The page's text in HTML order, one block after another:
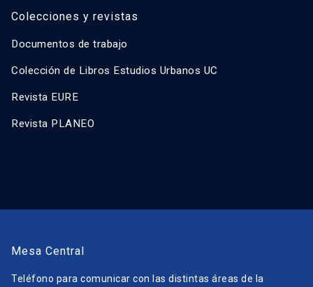
Colecciones y revistas
Documentos de trabajo
Colección de Libros Estudios Urbanos UC
Revista EURE
Revista PLANEO
Mesa Central
Teléfono para comunicar con las distintas áreas de la